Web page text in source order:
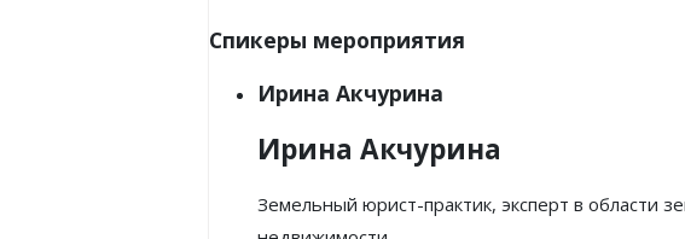
Спикеры мероприятия
Ирина Акчурина
Ирина Акчурина
Земельный юрист-практик, эксперт в области